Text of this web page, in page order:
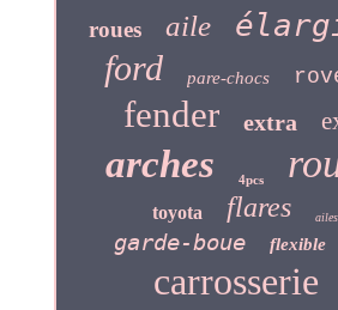
roues aile
ford pare-chocs
fender extra
arches 4pcs
toyota flares ailes
garde-boue flexible
carrosserie